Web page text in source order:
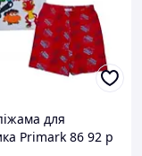
для
Primark 86 92 р